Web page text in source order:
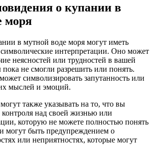
о купании в
моря
в мутной воде моря могут иметь
интерпретации. Оно может
неясностей или трудностей в вашей
не смогли разрешить или понять.
символизировать запутанность или
мыслей и эмоций.
также указывать на то, что вы
контроля над своей жизнью или
которую не можете полностью понять
могут быть предупреждением о
или неприятностях, которые могут